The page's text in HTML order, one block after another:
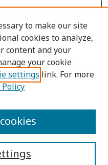
to make our site
cookies to analyze,
content and your
your cookie
settings link. For more